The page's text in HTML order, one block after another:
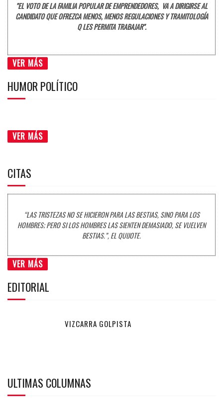
"EL VOTO DE LA FAMILIA POPULAR DE EMPRENDEDORES, VA A DIRIGIRSE AL
CANDIDATO QUE OFREZCA MENOS, MENOS REGULACIONES Y TRAMITOLOGÍA
Q LES PERMITA TRABAJAR".
VER MÁS
HUMOR POLÍTICO
VER MÁS
CITAS
“LAS TRISTEZAS NO SE HICIERON PARA LAS BESTIAS, SINO PARA LOS
HOMBRES; PERO SI LOS HOMBRES LAS SIENTEN DEMASIADO, SE VUELVEN
BESTIAS.”, EL QUIJOTE.
VER MÁS
EDITORIAL
VIZCARRA GOLPISTA
ULTIMAS COLUMNAS